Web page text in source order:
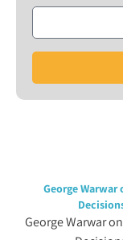
George Warwar
George Warwar